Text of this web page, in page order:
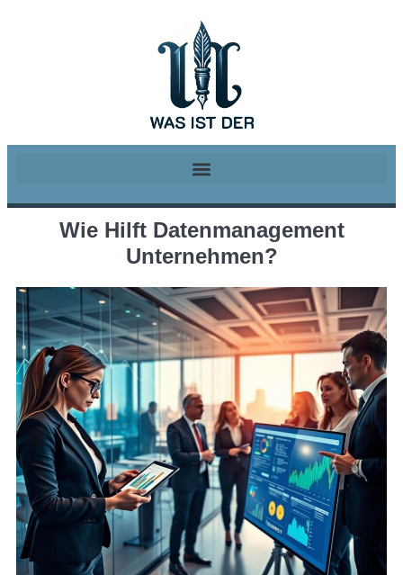
Wie Hilft Datenmanagement
Unternehmen?